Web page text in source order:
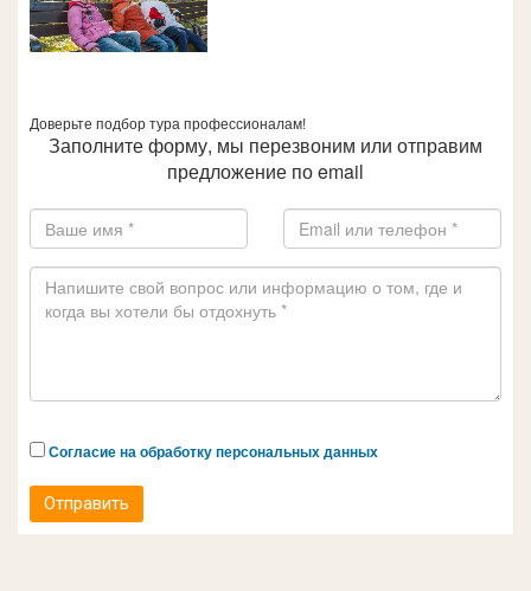
Доверьте подбор тура профессионалам!
Заполните форму, мы перезвоним или отправим
предложение по email
Согласие на обработку персональных данных
Отправить